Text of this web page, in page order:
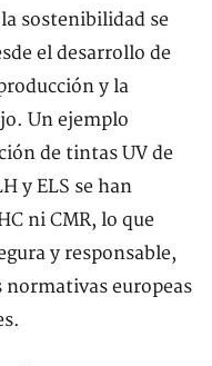
sostenibilidad se
el desarrollo de
y la
Un ejemplo
de tintas UV de
y ELS se han
ni CMR, lo que
y responsable,
normativas europeas